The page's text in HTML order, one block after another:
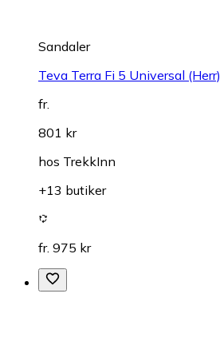
Sandaler
Teva Terra Fi 5 Universal (Herr)
fr.
801 kr
hos TrekkInn
+13 butiker
fr. 975 kr